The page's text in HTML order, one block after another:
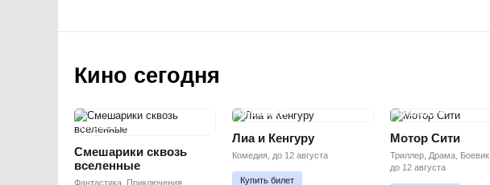
Кино сегодня
ПРЕМЬЕРА
Смешарики сквозь
вселенные
Фантастика, Приключения,
ПРЕМЬЕРА
Лиа и Кенгуру
Комедия, до 12 августа
Купить билет
ПРЕМЬЕРА
Мотор Сити
Триллер, Драма, Боевик,
до 12 августа